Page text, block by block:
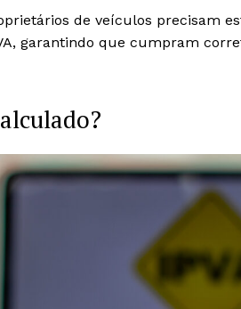
de veículos precisam
garantindo que cumpram